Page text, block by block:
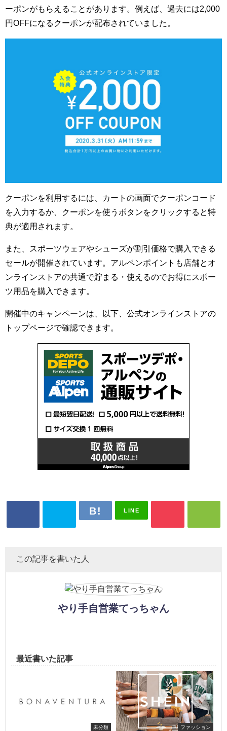
ーポンがもらえることがあります。 例えば、過去には2,000
円OFFになるクーポンが配布されていました。
クーポンを利用するには、カートの画面でクーポンコード
を入力するか、クーポンを使うボタンをクリックすると特
典が適用されます。
また、スポーツウェアやシューズが割引価格で購入できる
セールが開催されています。アルペンポイントも店舗とオ
ンラインストアの共通で貯まる・使えるのでお得にスポー
ツ用品を購入できます。
開催中のキャンペーンは、以下、公式オンラインストアの
トップページで確認できます。
LINE
この記事を書いた人
やり手自営業てっちゃん
最近書いた記事
未分類 ファッション